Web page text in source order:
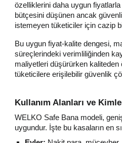
özelliklerini daha uygun
bütçesini düşünen ancak
istemeyen tüketiciler için cazip
Bu uygun fiyat-kalite dengesi,
süreçlerindeki verimliliğinden
maliyetleri düşürürken kaliteden
tüketicilere erişilebilir güvenlik
Kullanım Alanları ve
WELKO Safe Bana modeli,
uygundur. İşte bu kasaların en